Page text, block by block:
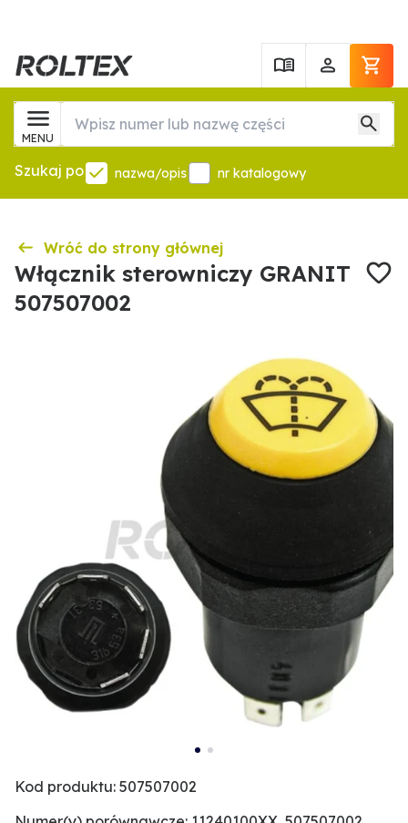
MENU
Szukaj po nazwa/opis nr katalogowy
Wróć do strony głównej
Włącznik sterowniczy GRANIT
507507002
Kod produktu: 507507002